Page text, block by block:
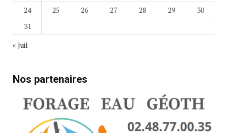
24
25 26 27 28 29
30
31
« Juil
Nos partenaires